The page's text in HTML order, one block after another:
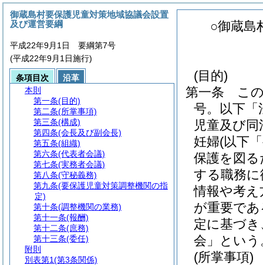
○御蔵島
(目的)
第一条
こ
号。以下「
児童及び
妊婦(以下
保護を図
する職務
情報や考
が重要で
定に基づ
会」という
(所掌事項)
御蔵島村要保護児童対策地域協議会設置
及び運営要綱
平成22年9月1日 要綱第7号
(平成22年9月1日施行)
条項目次
沿革
本則
第一条(目的)
第二条(所掌事項)
第三条(構成)
第四条(会長及び副会長)
第五条(組織)
第六条(代表者会議)
第七条(実務者会議)
第八条(守秘義務)
第九条(要保護児童対策調整機関の指
定)
第十条(調整機関の業務)
第十一条(報酬)
第十二条(庶務)
第十三条(委任)
附則
別表第1(第3条関係)